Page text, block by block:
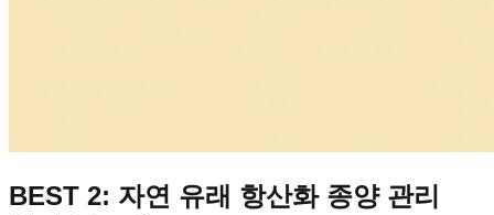
BEST 2: 자연 유래 항산화 종양 관리